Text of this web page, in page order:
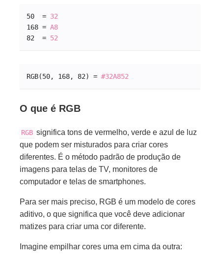
50  = 32
168 = A8
82  = 52
RGB(50, 168, 82) = #32A852
O que é RGB
RGB significa tons de vermelho, verde e azul de luz
que podem ser misturados para criar cores
diferentes. É o método padrão de produção de
imagens para telas de TV, monitores de
computador e telas de smartphones.
Para ser mais preciso, RGB é um modelo de cores
aditivo, o que significa que você deve adicionar
matizes para criar uma cor diferente.
Imagine empilhar cores uma em cima da outra: